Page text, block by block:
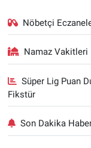
Nöbetçi
Namaz Vakitleri
Süper Lig Puan
Fikstür
Son Dakika